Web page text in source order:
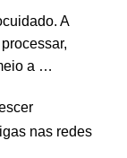
A
a …
nas redes